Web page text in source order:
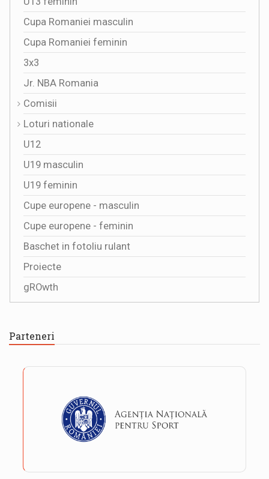
Cupa Romaniei masculin
Cupa Romaniei feminin
3x3
Jr. NBA Romania
Comisii
Loturi nationale
U12
U19 masculin
U19 feminin
Cupe europene - masculin
Cupe europene - feminin
Baschet in fotoliu rulant
Proiecte
gROwth
Parteneri